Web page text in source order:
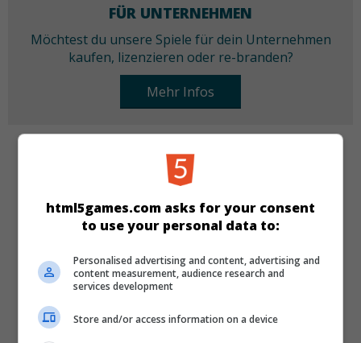
FÜR UNTERNEHMEN
Möchtest du unsere Spiele für dein Unternehmen
kaufen, lizenzieren oder re-branden?
Mehr Infos
KATEGORIEN
Denkspiele
SPRACHEN
de tr en
html5games.com asks for your consent
to use your personal data to:
Personalised advertising and content, advertising and
content measurement, audience research and
services development
Store and/or access information on a device